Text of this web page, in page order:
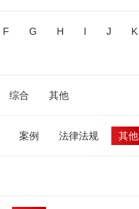
F G H I J K
综合 其他
案例 法律法规 其他